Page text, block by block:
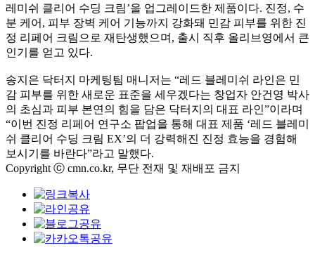
레미쉬 클리어 수딩 크림’을 업그레이드한 제품이다. 진정, 수
분 케어, 피부 장벽 케어 기능까지 강화돼 민감 피부를 위한 진
정 리페어 크림으로 재탄생했으며, 출시 직후 올리브영에서 큰
인기를 얻고 있다.
송지은 닥터지 마케팅팀 매니저는 “레드 블레미쉬 라인은 민
감 피부를 위한 새로운 표준을 세우겠다는 창업자 안건영 박사
의 초심과 피부 본연의 힘을 담은 닥터지의 대표 라인”이라며
“이번 진정 리페어 연구소 팝업을 통해 대표 제품 ‘레드 블레미
쉬 클리어 수딩 크림 EX’의 더 강력해진 진정 효능을 경험해
보시기를 바란다”라고 말했다.
Copyright ⓒ cmn.co.kr, 무단 전재 및 재배포 금지